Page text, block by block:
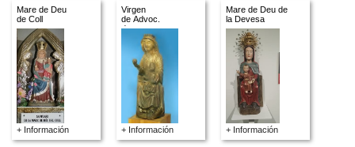
Mare de Deu
de Coll
+ Información
Virgen
de Advoc.
descon.
+ Información
Mare de Deu de
la Devesa
+ Información